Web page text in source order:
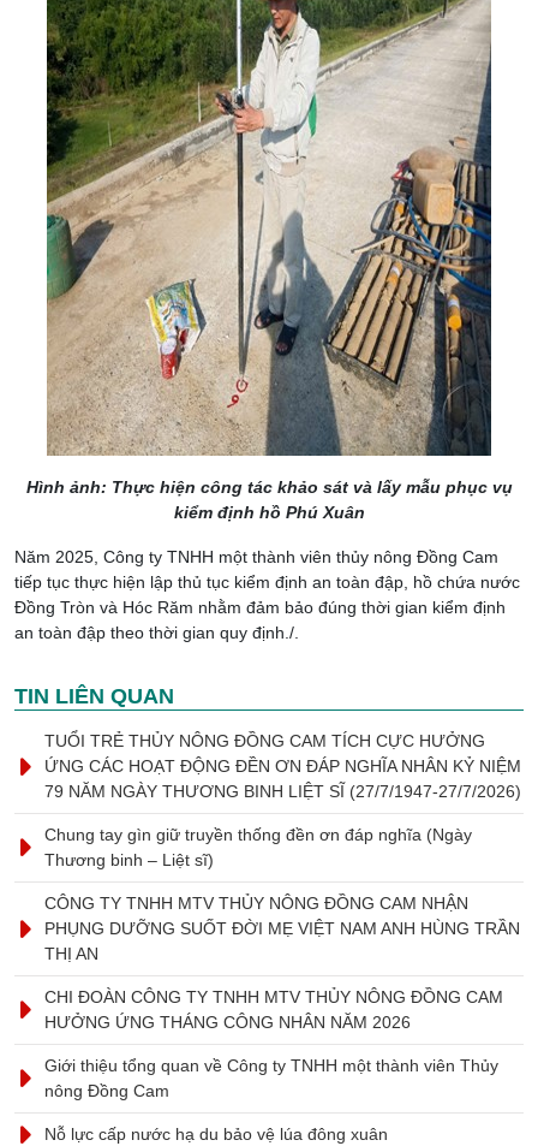
Hình ảnh: Thực hiện công tác khảo sát và lấy mẫu phục vụ
kiểm định hồ Phú Xuân
Năm 2025, Công ty TNHH một thành viên thủy nông Đồng Cam
tiếp tục thực hiện lập thủ tục kiểm định an toàn đập, hồ chứa nước
Đồng Tròn và Hóc Răm nhằm đảm bảo đúng thời gian kiểm định
an toàn đập theo thời gian quy định./.
TIN LIÊN QUAN
TUỔI TRẺ THỦY NÔNG ĐỒNG CAM TÍCH CỰC HƯỞNG
ỨNG CÁC HOẠT ĐỘNG ĐỀN ƠN ĐÁP NGHĨA NHÂN KỶ NIỆM
79 NĂM NGÀY THƯƠNG BINH LIỆT SĨ (27/7/1947-27/7/2026)
Chung tay gìn giữ truyền thống đền ơn đáp nghĩa (Ngày
Thương binh – Liệt sĩ)
CÔNG TY TNHH MTV THỦY NÔNG ĐỒNG CAM NHẬN
PHỤNG DƯỠNG SUỐT ĐỜI MẸ VIỆT NAM ANH HÙNG TRẦN
THỊ AN
CHI ĐOÀN CÔNG TY TNHH MTV THỦY NÔNG ĐỒNG CAM
HƯỞNG ỨNG THÁNG CÔNG NHÂN NĂM 2026
Giới thiệu tổng quan về Công ty TNHH một thành viên Thủy
nông Đồng Cam
Nỗ lực cấp nước hạ du bảo vệ lúa đông xuân